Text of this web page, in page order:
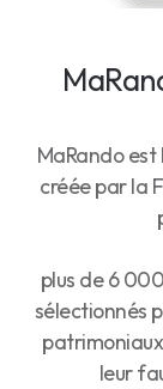
MaRando
créée par la
plus de 6
sélectionnés
leur